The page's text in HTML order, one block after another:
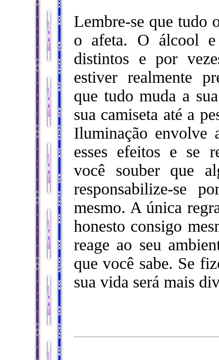
Lembre-se que tudo
o afeta. O álcool e
distintos e por
estiver realmente
que tudo muda a
sua camiseta até a
Iluminação envolve
esses efeitos e se
você souber que
responsabilize-se
mesmo. A única
honesto consigo
reage ao seu
que você sabe. Se
sua vida será mais